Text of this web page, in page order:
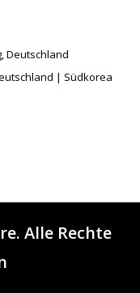
Deutschland
| Südkorea
. Alle Rechte